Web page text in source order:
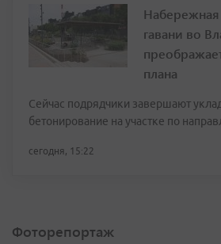
гавани во
плана
Сейчас подрядчики завершают
бетонирование на участке по
сегодня, 15:22
Фоторепортаж